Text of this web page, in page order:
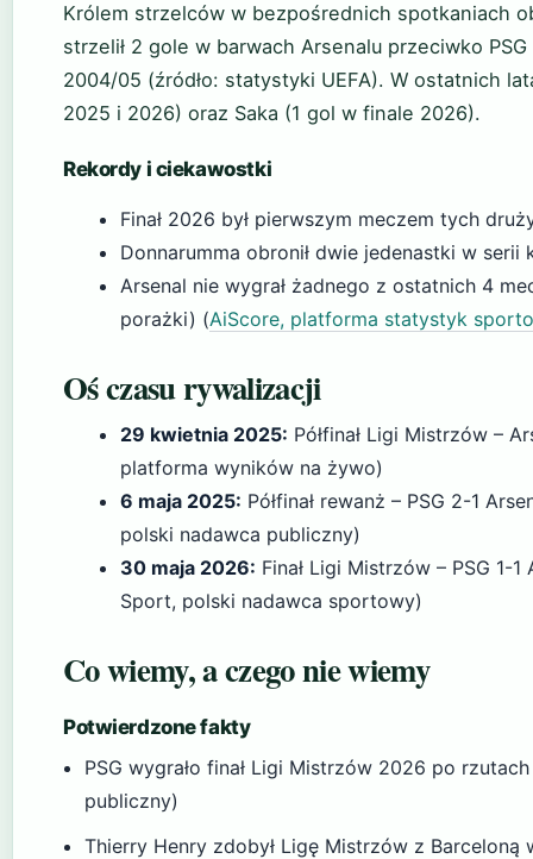
Królem strzelców w bezpośrednich spotkaniach
strzelił 2 gole w barwach Arsenalu przeciwko
2004/05 (źródło: statystyki UEFA). W ostatnich
2025 i 2026) oraz Saka (1 gol w finale 2026).
Rekordy i ciekawostki
Finał 2026 był pierwszym meczem tych
Donnarumma obronił dwie jedenastki w serii
Arsenal nie wygrał żadnego z ostatnich 4
porażki) (AiScore, platforma statystyk
Oś czasu rywalizacji
29 kwietnia 2025: Półfinał Ligi Mistrzów –
platforma wyników na żywo)
6 maja 2025: Półfinał rewanż – PSG 2-1
polski nadawca publiczny)
30 maja 2026: Finał Ligi Mistrzów – PSG 1-
Sport, polski nadawca sportowy)
Co wiemy, a czego nie wiemy
Potwierdzone fakty
PSG wygrało finał Ligi Mistrzów 2026 po
publiczny)
Thierry Henry zdobył Ligę Mistrzów z